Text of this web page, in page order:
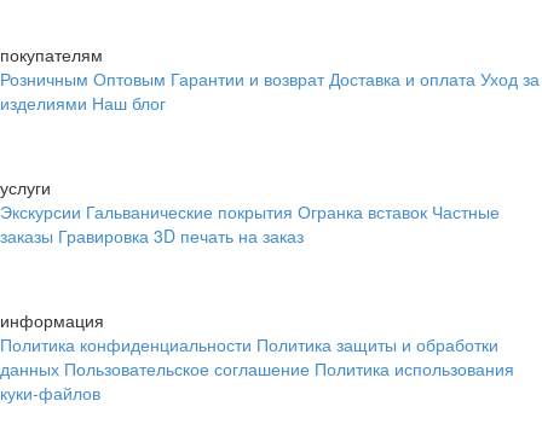
покупателям
Розничным Оптовым Гарантии и возврат Доставка и оплата Уход за
изделиями Наш блог
услуги
Экскурсии Гальванические покрытия Огранка вставок Частные
заказы Гравировка 3D печать на заказ
информация
Политика конфиденциальности Политика защиты и обработки
данных Пользовательское соглашение Политика использования
куки-файлов